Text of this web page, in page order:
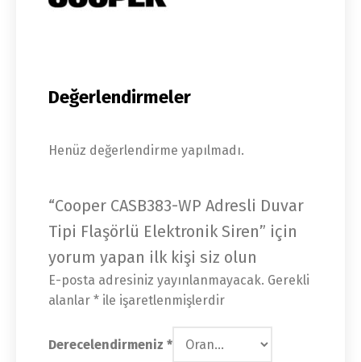
Değerlendirmeler
Henüz değerlendirme yapılmadı.
“Cooper CASB383-WP Adresli Duvar
Tipi Flaşörlü Elektronik Siren” için
yorum yapan ilk kişi siz olun
E-posta adresiniz yayınlanmayacak. Gerekli
alanlar * ile işaretlenmişlerdir
Derecelendirmeniz *